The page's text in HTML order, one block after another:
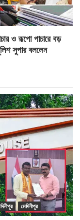
ও রূপো পাচারে বড়
সুপার বললেন
মেদিনীপুর